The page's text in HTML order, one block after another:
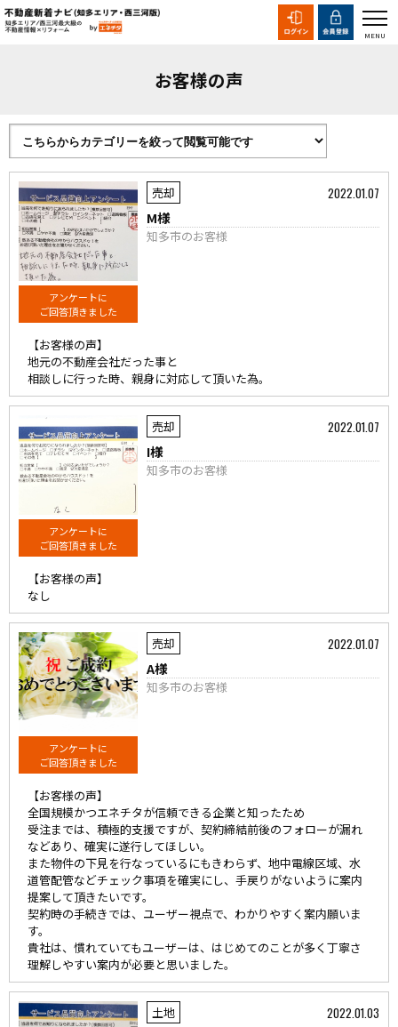
お客様の声
アンケートに
ご回答頂きました
売却 2022.01.07
M様
知多市のお客様
【お客様の声】
地元の不動産会社だった事と
相談しに行った時、親身に対応して頂いた為。
アンケートに
ご回答頂きました
売却 2022.01.07
I様
知多市のお客様
【お客様の声】
なし
アンケートに
ご回答頂きました
売却 2022.01.07
A様
知多市のお客様
【お客様の声】
全国規模かつエネチタが信頼できる企業と知ったため
受注までは、積極的支援ですが、契約締結前後のフォローが漏れ
などあり、確実に遂行してほしい。
また物件の下見を行なっているにもきわらず、地中電線区域、水
道管配管などチェック事項を確実にし、手戻りがないように案内
提案して頂きたいです。
契約時の手続きでは、ユーザー視点で、わかりやすく案内願いま
す。
貴社は、慣れていてもユーザーは、はじめてのことが多く丁寧さ
理解しやすい案内が必要と思いました。
土地 2022.01.03